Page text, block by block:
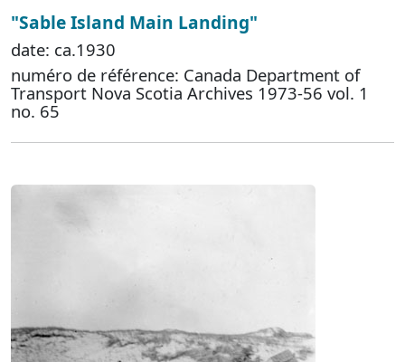
"Sable Island Main Landing"
date: ca.1930
numéro de référence: Canada Department of
Transport Nova Scotia Archives 1973-56 vol. 1
no. 65